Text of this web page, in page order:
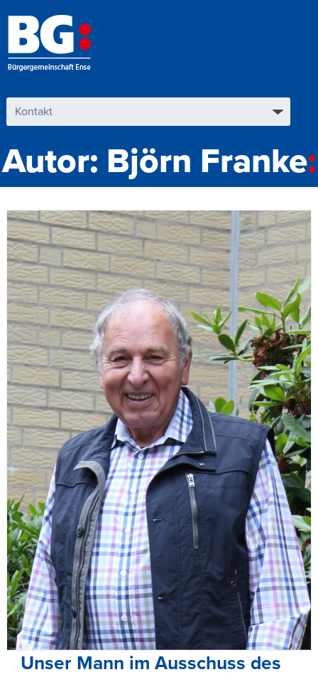
Autor: Björn Franke
Unser Mann im Ausschuss des